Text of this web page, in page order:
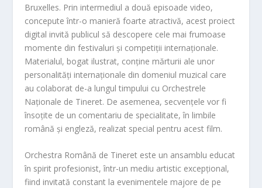
Bruxelles. Prin intermediul a două episoade video,
concepute într-o manieră foarte atractivă, acest proiect
digital invită publicul să descopere cele mai frumoase
momente din festivaluri și competiții internaționale.
Materialul, bogat ilustrat, conține mărturii ale unor
personalități internaționale din domeniul muzical care
au colaborat de-a lungul timpului cu Orchestrele
Naționale de Tineret. De asemenea, secvențele vor fi
însoțite de un comentariu de specialitate, în limbile
română și engleză, realizat special pentru acest film.
Orchestra Română de Tineret este un ansamblu educat
în spirit profesionist, într-un mediu artistic excepțional,
fiind invitată constant la evenimentele majore de pe